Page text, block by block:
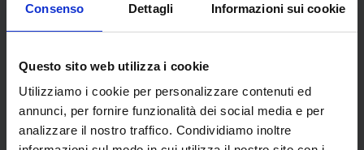
Consenso Dettagli Informazioni sui cookie
Questo sito web utilizza i cookie
Utilizziamo i cookie per personalizzare contenuti ed
annunci, per fornire funzionalità dei social media e per
analizzare il nostro traffico. Condividiamo inoltre